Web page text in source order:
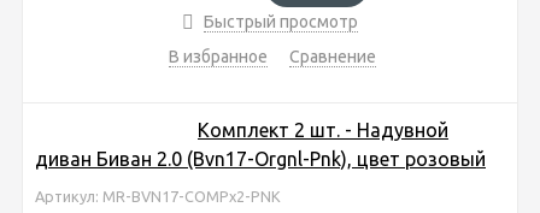
Быстрый просмотр
В избранное
Сравнение
Комплект 2 шт. - Надувной
диван Биван 2.0 (Bvn17-Orgnl-Pnk), цвет розовый
Артикул: MR-BVN17-COMPx2-PNK